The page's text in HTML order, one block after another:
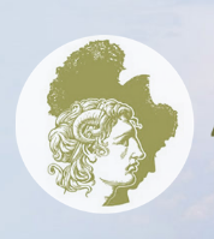
content
sidebar
sidebar
footer